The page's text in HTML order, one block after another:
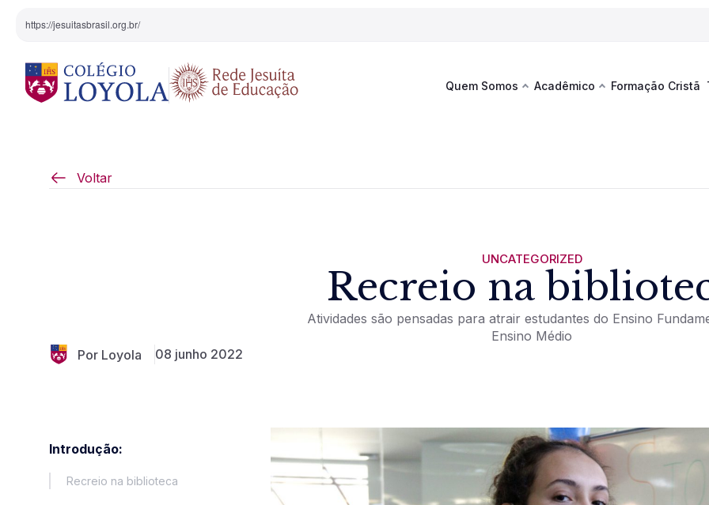
https://jesuitasbrasil.org.br/
Quem Somos
Documentos Institucionais
Acadêmico Formação Cristã
Voltar
UNCATEGORIZED
Recreio na
Atividades são pensadas para atrair estudantes do Ensino
Ensino Médio
Por Loyola
08 junho 2022
Introdução:
Recreio na biblioteca